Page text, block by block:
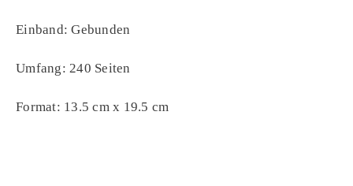
Einband: Gebunden
Umfang: 240 Seiten
Format: 13.5 cm x 19.5 cm